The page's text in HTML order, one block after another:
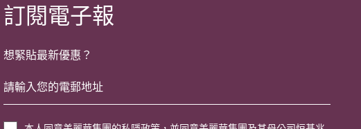
訂閱電子報
想緊貼最新優惠？